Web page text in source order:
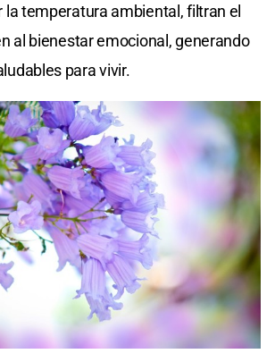
la temperatura ambiental, filtran el
al bienestar emocional, generando
para vivir.